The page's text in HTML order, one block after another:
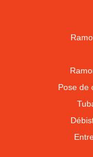
Pose de